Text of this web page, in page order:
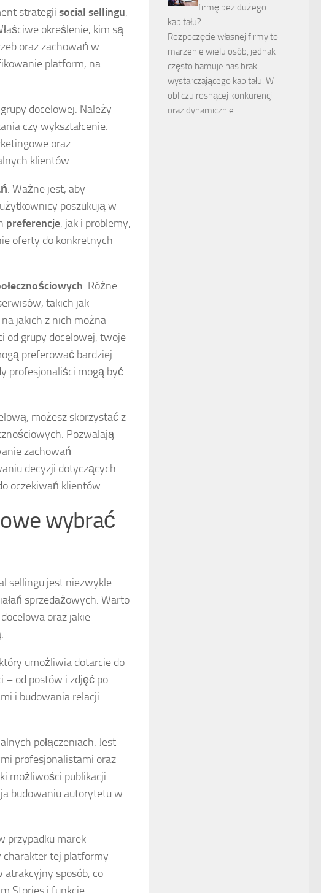
strategii social sellingu,
określenie, kim są
oraz zachowań w
platform, na
docelowej. Należy
czy wykształcenie.
oraz
klientów.
. Ważne jest, aby
poszukują w
preferencje, jak i problemy,
oferty do konkretnych
. Różne
takich jak
jakich z nich można
od grupy docelowej, twoje
preferować bardziej
profesjonaliści mogą być
możesz skorzystać z
Pozwalają
zachowań
decyzji dotyczących
oczekiwań klientów.
wybrać
sellingu jest niezwykle
sprzedażowych. Warto
oraz jakie
umożliwia dotarcie do
– od postów i zdjęć po
i budowania relacji
połączeniach. Jest
profesjonalistami oraz
możliwości publikacji
budowaniu autorytetu w
przypadku marek
charakter tej platformy
atrakcyjny sposób, co
firmę bez dużego
kapitału?
Rozpoczęcie własnej firmy to
marzenie wielu osób, jednak
często hamuje nas brak
wystarczającego kapitału. W
obliczu rosnącej konkurencji
oraz dynamicznie …